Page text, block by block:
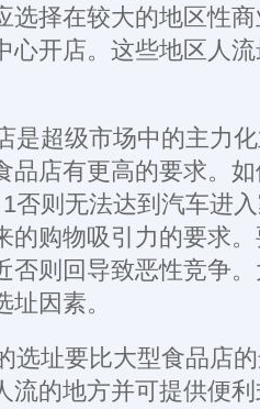
选择在较大的地区性
心开店。这些地区人
是超级市场中的主力
品店有更高的要求。
否则无法达到汽车进
的购物吸引力的要求
否则回导致恶性竞争
因素。
选址要比大型食品店
流的地方并可提供便